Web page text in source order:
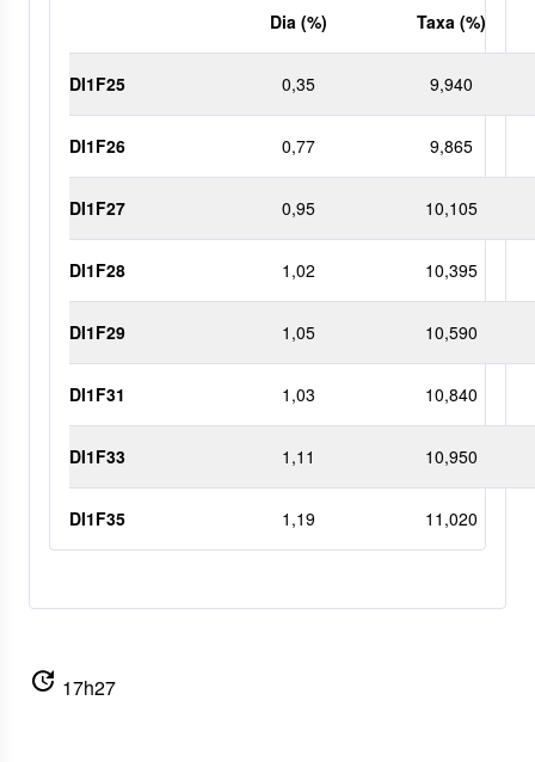
Dia (%) Taxa (%)
DI1F25 0,35 9,940
DI1F26 0,77 9,865
DI1F27 0,95 10,105
DI1F28 1,02 10,395
DI1F29 1,05 10,590
DI1F31 1,03 10,840
DI1F33 1,11 10,950
DI1F35 1,19 11,020
update 17h27